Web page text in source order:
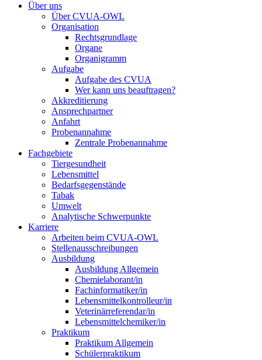
Über uns
Über CVUA-OWL
Organisation
Rechtsgrundlage
Organe
Organigramm
Aufgabe
Aufgabe des CVUA
Wer kann uns beauftragen?
Akkreditierung
Ansprechpartner
Anfahrt
Probenannahme
Zentrale Probenannahme
Fachgebiete
Tiergesundheit
Lebensmittel
Bedarfsgegenstände
Tabak
Umwelt
Analytische Schwerpunkte
Karriere
Arbeiten beim CVUA-OWL
Stellenausschreibungen
Ausbildung
Ausbildung Allgemein
Chemielaborant/in
Fachinformatiker/in
Lebensmittelkontrolleur/in
Veterinärreferendar/in
Lebensmittelchemiker/in
Praktikum
Praktikum Allgemein
Schülerpraktikum